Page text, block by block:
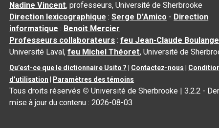
Nadine Vincent, professeurs, Université de Sherbrooke
Direction lexicographique :Serge D’Amico - Direction
informatique : Benoit Mercier
Professeurs collaborateurs :feu Jean-Claude
Université Laval,feu Michel Théoret, Université de
Qu’est-ce que le dictionnaire Usito ? Contactez-nous
d’utilisation
Paramètres des témoins
Tous droits réservés © Université de Sherbrooke |3.2.2 -
mise à jour du contenu :2026-08-03